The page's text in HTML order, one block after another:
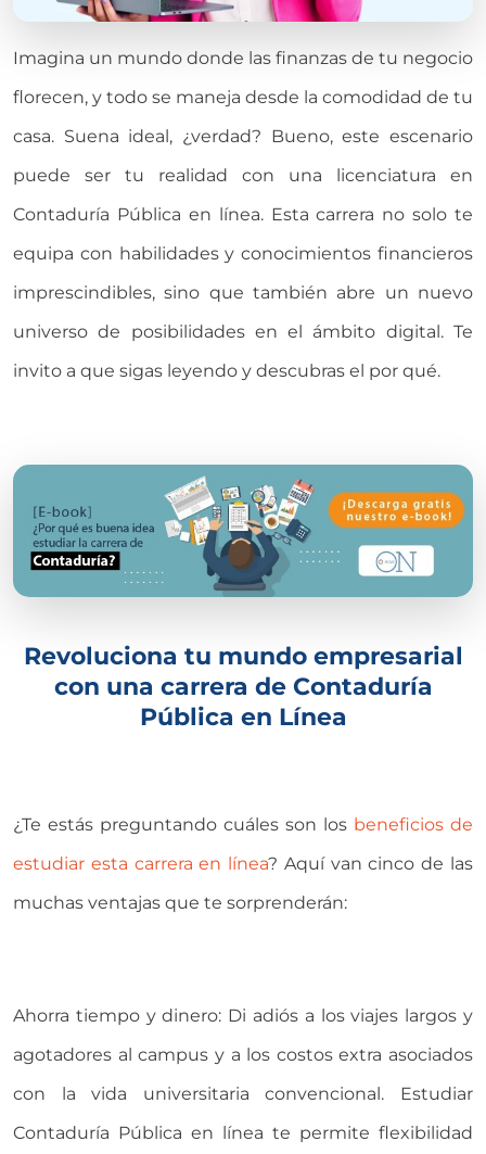
Imagina un mundo donde las finanzas de tu negocio
florecen, y todo se maneja desde la comodidad de tu
casa. Suena ideal, ¿verdad? Bueno, este escenario
puede ser tu realidad con una licenciatura en
Contaduría Pública en línea. Esta carrera no solo te
equipa con habilidades y conocimientos financieros
imprescindibles, sino que también abre un nuevo
universo de posibilidades en el ámbito digital. Te
invito a que sigas leyendo y descubras el por qué.
Revoluciona tu mundo empresarial
con una carrera de Contaduría
Pública en Línea
¿Te estás preguntando cuáles son los beneficios de
estudiar esta carrera en línea? Aquí van cinco de las
muchas ventajas que te sorprenderán:
Ahorra tiempo y dinero: Di adiós a los viajes largos y
agotadores al campus y a los costos extra asociados
con la vida universitaria convencional. Estudiar
Contaduría Pública en línea te permite flexibilidad